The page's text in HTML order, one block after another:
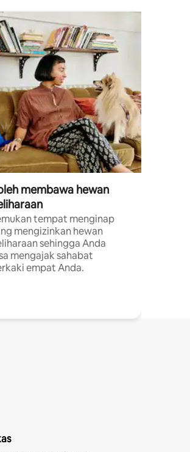
membawa hewan
tempat menginap
mengizinkan hewan
sehingga Anda
mengajak sahabat
empat Anda.